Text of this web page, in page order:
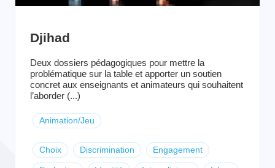
Djihad
Deux dossiers pédagogiques pour mettre la
problématique sur la table et apporter un soutien
concret aux enseignants et animateurs qui souhaitent
l’aborder (...)
Animation/Jeu
Choix Discrimination Engagement